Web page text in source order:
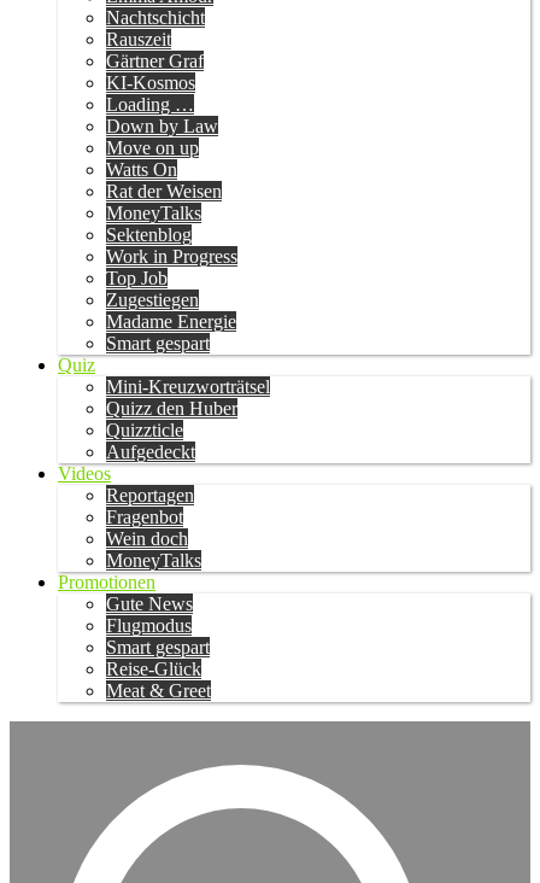
Nachtschicht
Rauszeit
Gärtner Graf
KI-Kosmos
Loading …
Down by Law
Move on up
Watts On
Rat der Weisen
MoneyTalks
Sektenblog
Work in Progress
Top Job
Zugestiegen
Madame Energie
Smart gespart
Quiz
Mini-Kreuzworträtsel
Quizz den Huber
Quizzticle
Aufgedeckt
Videos
Reportagen
Fragenbot
Wein doch
MoneyTalks
Promotionen
Gute News
Flugmodus
Smart gespart
Reise-Glück
Meat & Greet